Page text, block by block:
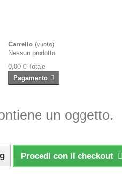
Carrello (vuoto)
Nessun prodotto
0,00 € Totale
Pagamento
un oggetto.
Procedi con il checkout